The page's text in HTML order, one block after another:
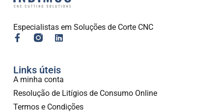
Especialistas em Soluções de Corte CNC
Links úteis
A minha conta
Resolução de Litígios de Consumo Online
Termos e Condições